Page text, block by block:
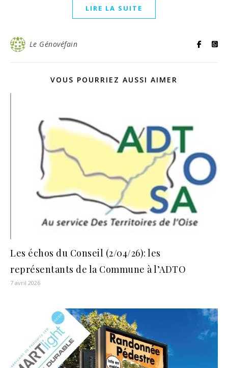
LIRE LA SUITE
Le Génovéfain
VOUS POURRIEZ AUSSI AIMER
Les échos du Conseil (2/04/26): les
représentants de la Commune à l’ADTO
7 avril 2026